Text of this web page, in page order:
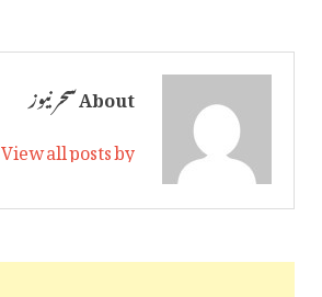
About سحر نیوز
View all posts by سحر نیوز →